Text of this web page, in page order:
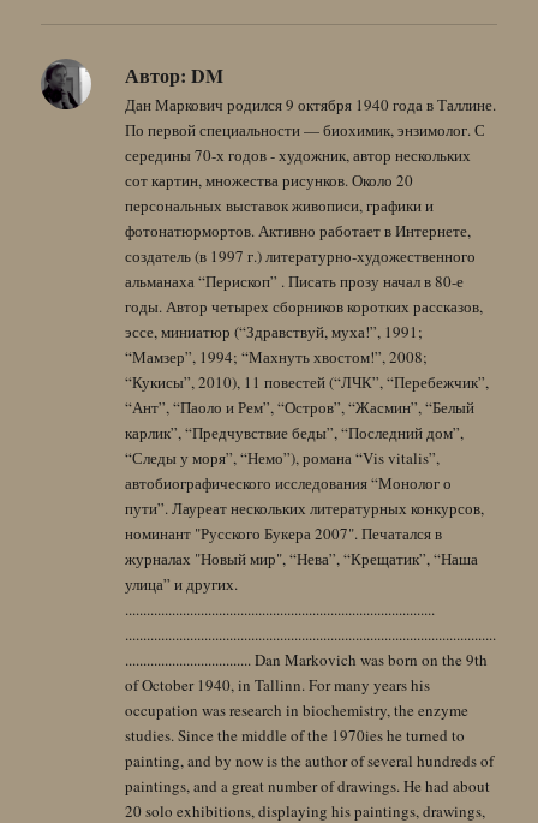
Автор: DM
Дан Маркович родился 9 октября 1940 года в Таллине.
По первой специальности — биохимик, энзимолог. С
середины 70-х годов - художник, автор нескольких
сот картин, множества рисунков. Около 20
персональных выставок живописи, графики и
фотонатюрмортов. Активно работает в Интернете,
создатель (в 1997 г.) литературно-художественного
альманаха “Перископ” . Писать прозу начал в 80-е
годы. Автор четырех сборников коротких рассказов,
эссе, миниатюр (“Здравствуй, муха!”, 1991;
“Мамзер”, 1994; “Махнуть хвостом!”, 2008;
“Кукисы”, 2010), 11 повестей (“ЛЧК”, “Перебежчик”,
“Ант”, “Паоло и Рем”, “Остров”, “Жасмин”, “Белый
карлик”, “Предчувствие беды”, “Последний дом”,
“Следы у моря”, “Немо”), романа “Vis vitalis”,
автобиографического исследования “Монолог о
пути”. Лауреат нескольких литературных конкурсов,
номинант "Русского Букера 2007". Печатался в
журналах "Новый мир", “Нева”, “Крещатик”, “Наша
улица” и других.
......................................................................................
.......................................................................................................
................................... Dan Markovich was born on the 9th
of October 1940, in Tallinn. For many years his
occupation was research in biochemistry, the enzyme
studies. Since the middle of the 1970ies he turned to
painting, and by now is the author of several hundreds of
paintings, and a great number of drawings. He had about
20 solo exhibitions, displaying his paintings, drawings,